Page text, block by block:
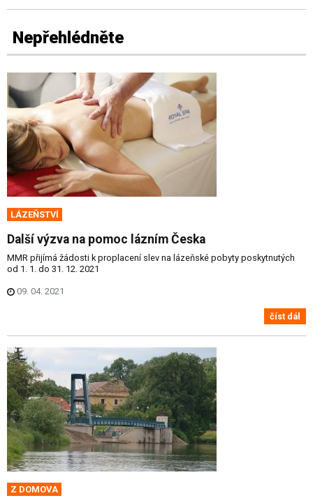
Nepřehlédněte
LÁZEŇSTVÍ
Další výzva na pomoc lázním Česka
MMR přijímá žádosti k proplacení slev na lázeňské pobyty poskytnutých
od 1. 1. do 31. 12. 2021
09. 04. 2021
číst dál
Z DOMOVA